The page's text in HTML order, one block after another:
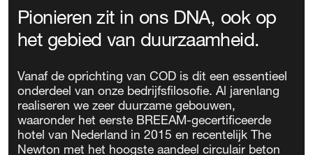
Pionieren zit in ons DNA, ook op
het gebied van duurzaamheid.
Vanaf de oprichting van COD is dit een essentieel
onderdeel van onze bedrijfsfilosofie. Al jarenlang
realiseren we zeer duurzame gebouwen,
waaronder het eerste BREEAM-gecertificeerde
hotel van Nederland in 2015 en recentelijk The
Newton met het hoogste aandeel circulair beton